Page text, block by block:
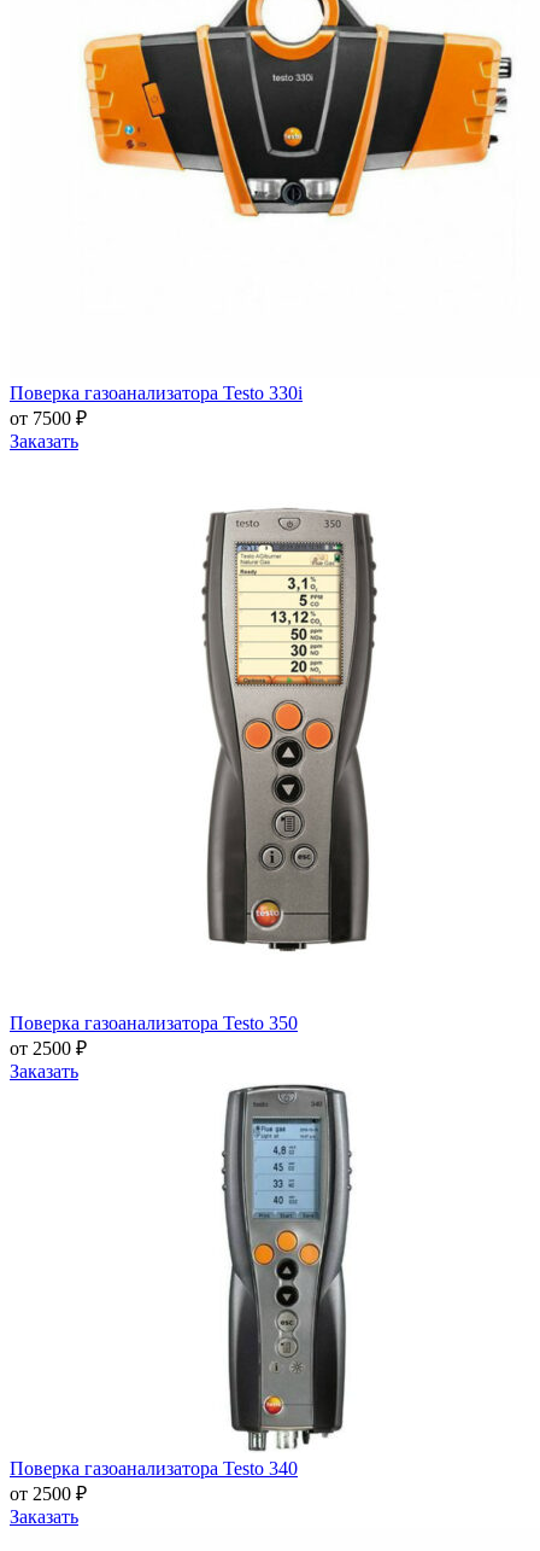
Поверка газоанализатора Testo 330i
от 7500 ₽
Заказать
Поверка газоанализатора Testo 350
от 2500 ₽
Заказать
Поверка газоанализатора Testo 340
от 2500 ₽
Заказать